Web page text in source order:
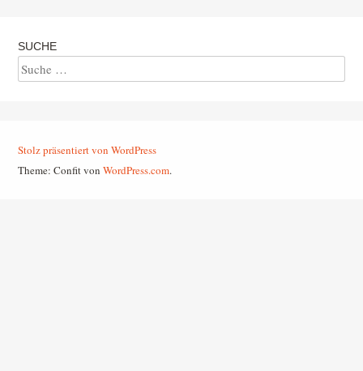
SUCHE
Suche
Stolz präsentiert von WordPress
Theme: Confit von WordPress.com.